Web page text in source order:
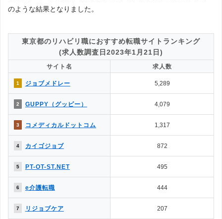
3.掲載求人数はどっちが多い？
→解説2
◯ △
5.一度に複数の求人に応募できる？
◯
6.企業やヘッドハンターからスカウトはある？ △ ◯
7.企業情報を詳しく知れるのは？
→解説4
8.応募書類の添削や面接対策はある？ ◯
9.日程調整や年収交渉など企業やりとりは？
10.内定をもらいやすいのは？
→解説5
11.退職サポートや転職後のサポートは？ △ ✕
［解説1］転職エージェントは、転職エージェント経由での応募になる
ため、転職エージェント側とのやりとりが必要になるなど多少の制限が
生じます。反面、転職サイトは自身で応募するため制約がなく、気軽に
利用することができます。
のような結果となりました。
東京都のリハビリ職におすすめ転職サイトランキング
(求人数調査日2023年1月21日)
サイト名 求人数
1 ジョブメドレー 5,289
2 GUPPY（グッピー） 4,079
3 コメディカルドットコム 1,317
4 カイゴジョブ 872
5 PT-OT-ST.NET 495
6 e介護転職 444
7 リジョブケア 207